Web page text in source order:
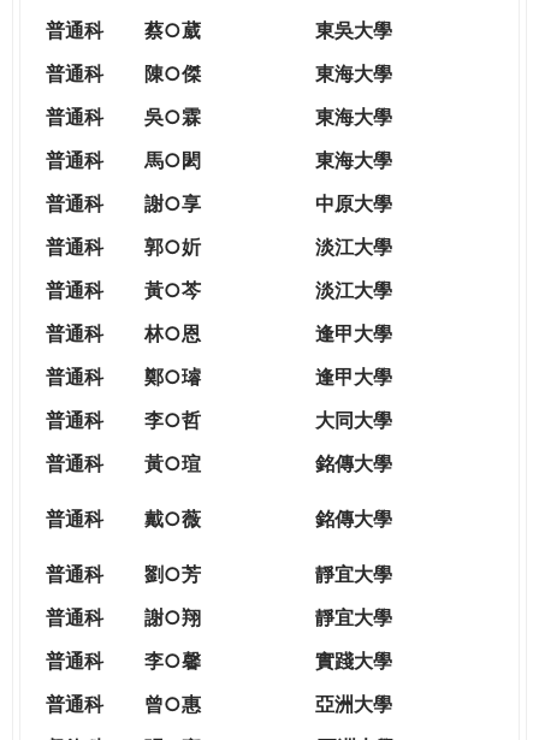
普通科
蔡○葳
東吳大學
普通科
陳○傑
東海大學
普通科
吳○霖
東海大學
普通科
馬○閎
東海大學
普通科
謝○享
中原大學
普通科
郭○妡
淡江大學
普通科
黃○芩
淡江大學
普通科
林○恩
逢甲大學
普通科
鄭○璿
逢甲大學
普通科
李○哲
大同大學
普通科
黃○瑄 銘傳大學
普通科 戴○薇 銘傳大學
普通科 劉○芳
靜宜大學
普通科
謝○翔
靜宜大學
普通科
李○馨
實踐大學
普通科
曾○惠
亞洲大學